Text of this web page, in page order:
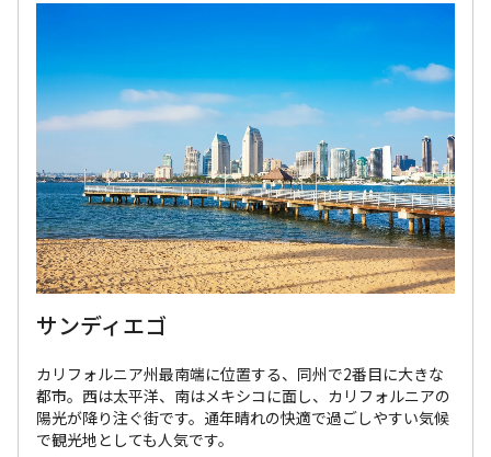
サンディエゴ
カリフォルニア州最南端に位置する、同州で2番目に大きな
都市。西は太平洋、南はメキシコに面し、カリフォルニアの
陽光が降り注ぐ街です。通年晴れの快適で過ごしやすい気候
で観光地としても人気です。